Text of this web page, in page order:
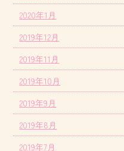
2020年1月
2019年12月
2019年11月
2019年10月
2019年9月
2019年8月
2019年7月